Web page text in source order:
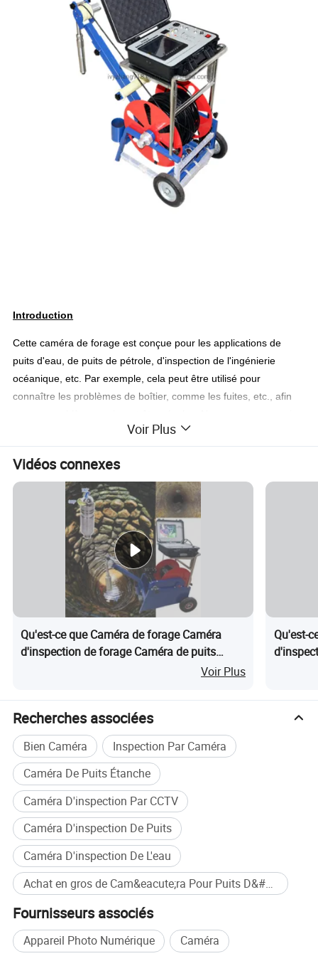
Introduction
Cette caméra de forage est conçue pour les applications de
puits d'eau, de puits de pétrole, d'inspection de l'ingénierie
océanique, etc. Par exemple, cela peut être utilisé pour
connaître les problèmes de boîtier, comme les fuites, etc., afin
savoir tant de choses, où l'homme ne peut pas voir
physiquement, selon nos exigences, intérêt et besoin.
1.Accessoires
Caméra pour puits d'eau de 300 m, 500 m et caméra pour
puits de forage pour Deep Drill Company, caméra Borewell
et caméra souterraine
A) treuil automatique et mécanique combiné
Voir Plus
Vidéos connexes
Qu'est-ce que Caméra de forage Caméra
d'inspection de forage Caméra de puits
d'eau Caméra sous-marine Prix de la caméra
Voir Plus
Qu'est-
Recherches associées
Bien Caméra
Inspection Par Caméra
Caméra De Puits Étanche
Caméra D'inspection Par CCTV
Caméra D'inspection De Puits
Caméra D'inspection De L'eau
Achat en gros de Cam&eacute;ra Pour Puits D&#39;eau
Fournisseurs associés
Appareil Photo Numérique
Caméra